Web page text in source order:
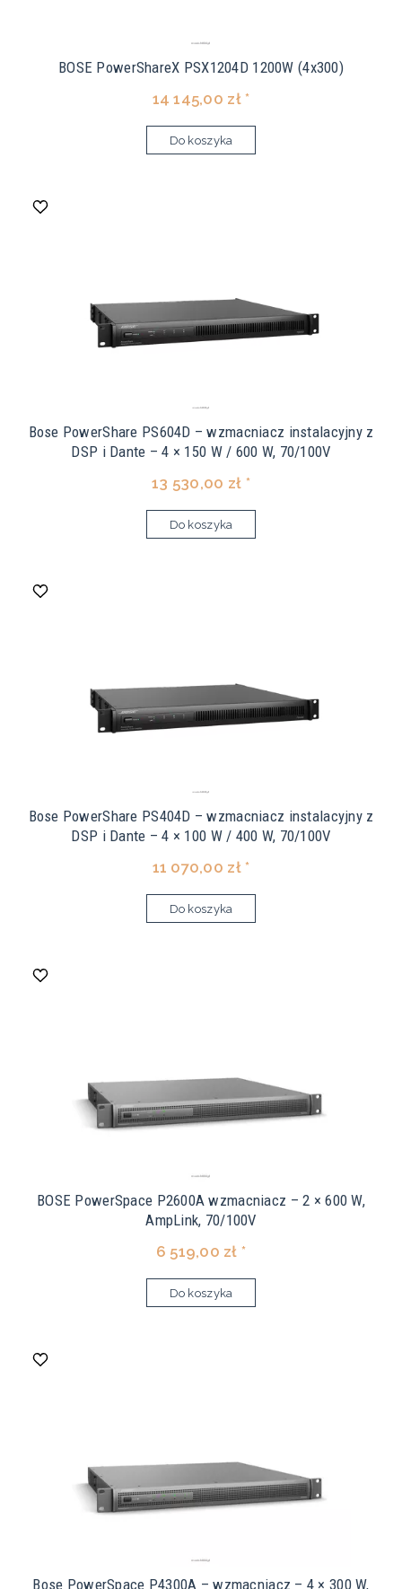
BOSE PowerShareX PSX1204D 1200W (4x300)
14 145,00 zł *
Do koszyka
Bose PowerShare PS604D – wzmacniacz instalacyjny z
DSP i Dante – 4 × 150 W / 600 W, 70/100V
13 530,00 zł *
Do koszyka
Bose PowerShare PS404D – wzmacniacz instalacyjny z
DSP i Dante – 4 × 100 W / 400 W, 70/100V
11 070,00 zł *
Do koszyka
BOSE PowerSpace P2600A wzmacniacz – 2 × 600 W,
AmpLink, 70/100V
6 519,00 zł *
Do koszyka
Bose PowerSpace P4300A – wzmacniacz – 4 × 300 W,